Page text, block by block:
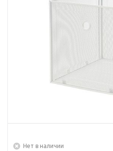
Нет в наличии